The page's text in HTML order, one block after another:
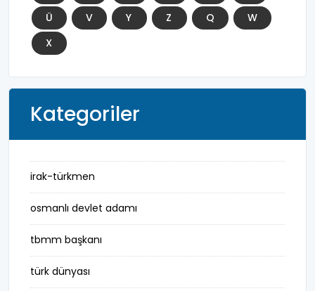
Ü
V Y Z Q
W
X
Kategoriler
irak-türkmen
osmanlı devlet adamı
tbmm başkanı
türk dünyası